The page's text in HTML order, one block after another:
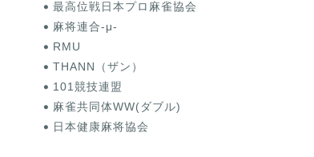
最高位戦日本プロ麻雀協会
麻将連合-μ-
RMU
THANN（ザン）
101競技連盟
麻雀共同体WW(ダブル)
日本健康麻将協会